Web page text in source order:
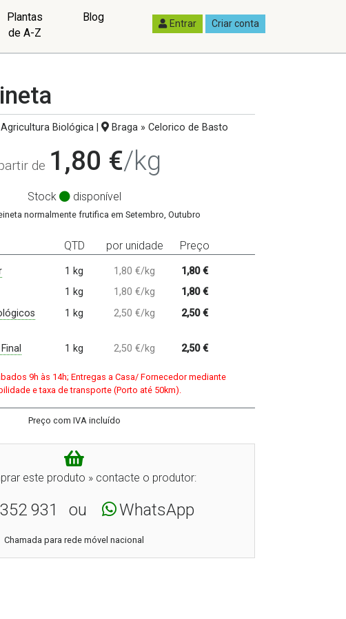
Plantas
de A-Z
Blog Entrar Criar conta
Agricultura Biológica| Braga » Celorico de Basto
de 1,80 €/kg
Stock disponível
normalmente frutifica em Setembro, Outubro
QTD por unidade Preço
1 kg 1,80 €/kg
1,80 €
1 kg 1,80 €/kg
1,80 €
1 kg 2,50 €/kg 2,50 €
1 kg 2,50 €/kg 2,50 €
9h às 14h; Entregas a Casa/ Fornecedor mediante
e taxa de transporte (Porto até 50km).
Preço com IVA incluído
este produto » contacte o produtor:
931 ou WhatsApp
Chamada para rede móvel nacional